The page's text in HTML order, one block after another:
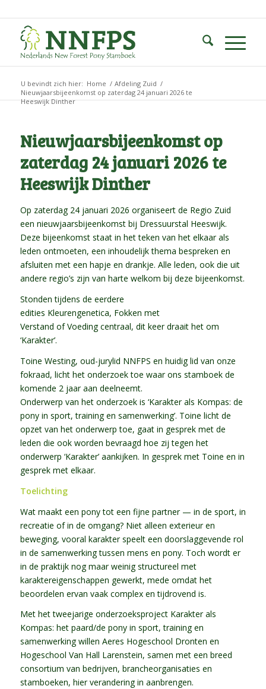
U bevindt zich hier: Home / Afdeling Zuid /
Nieuwjaarsbijeenkomst op zaterdag 24 januari 2026 te
Heeswijk Dinther
Nieuwjaarsbijeenkomst op
zaterdag 24 januari 2026 te
Heeswijk Dinther
Op zaterdag 24 januari 2026 organiseert de Regio Zuid
een nieuwjaarsbijeenkomst bij Dressuurstal Heeswijk.
Deze bijeenkomst staat in het teken van het elkaar als
leden ontmoeten, een inhoudelijk thema bespreken en
afsluiten met een hapje en drankje. Alle leden, ook die uit
andere regio’s zijn van harte welkom bij deze bijeenkomst.
Stonden tijdens de eerdere
edities Kleurengenetica, Fokken met
Verstand ofVoedingcentraal, dit keer draait het om
‘Karakter’.
Toine Westing, oud-jurylid NNFPS en huidig lid van onze
fokraad, licht het onderzoek toe waar ons stamboek de
komende 2 jaar aan deelneemt.
Onderwerp van het onderzoek is ‘Karakter als Kompas: de
pony in sport, training en samenwerking’. Toine licht de
opzet van het onderwerp toe, gaat in gesprek met de
leden die ook worden bevraagd hoe zij tegen het
onderwerp ‘Karakter’ aankijken. In gesprek met Toine en in
gesprek met elkaar.
Toelichting
Wat maakt een pony tot een fijne partner — in de sport, in
recreatie of in de omgang? Niet alleen exterieur en
beweging, vooral karakter speelt een doorslaggevende rol
in de samenwerking tussen mens en pony. Toch wordt er
in de praktijk nog maar weinig structureel met
karaktereigenschappen gewerkt, mede omdat het
beoordelen ervan vaak complex en tijdrovend is.
Met het tweejarige onderzoeksproject Karakter als
Kompas: het paard/de pony in sport, training en
samenwerking willen Aeres Hogeschool Dronten en
Hogeschool Van Hall Larenstein, samen met een breed
consortium van bedrijven, brancheorganisaties en
stamboeken, hier verandering in aanbrengen.